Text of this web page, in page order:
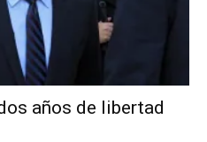
años de libertad